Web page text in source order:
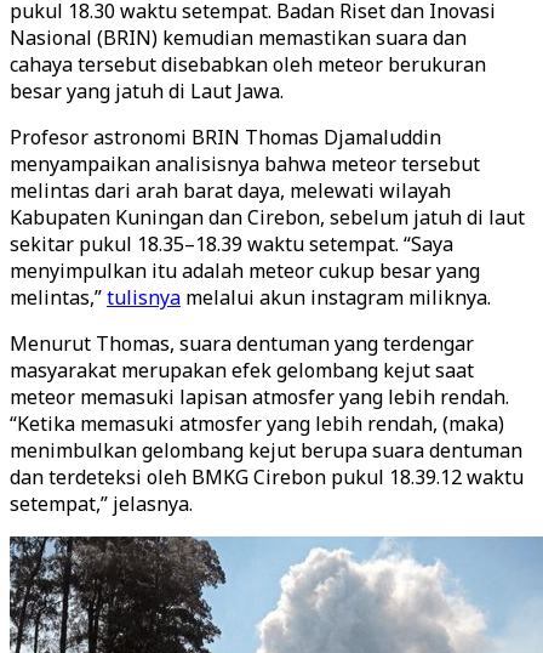
pukul 18.30 waktu setempat. Badan Riset dan Inovasi
Nasional (BRIN) kemudian memastikan suara dan
cahaya tersebut disebabkan oleh meteor berukuran
besar yang jatuh di Laut Jawa.
Profesor astronomi BRIN Thomas Djamaluddin
menyampaikan analisisnya bahwa meteor tersebut
melintas dari arah barat daya, melewati wilayah
Kabupaten Kuningan dan Cirebon, sebelum jatuh di laut
sekitar pukul 18.35–18.39 waktu setempat. “Saya
menyimpulkan itu adalah meteor cukup besar yang
melintas,”tulisnya melalui akun instagram miliknya.
Menurut Thomas, suara dentuman yang terdengar
masyarakat merupakan efek gelombang kejut saat
meteor memasuki lapisan atmosfer yang lebih rendah.
“Ketika memasuki atmosfer yang lebih rendah, (maka)
menimbulkan gelombang kejut berupa suara dentuman
dan terdeteksi oleh BMKG Cirebon pukul 18.39.12 waktu
setempat,” jelasnya.